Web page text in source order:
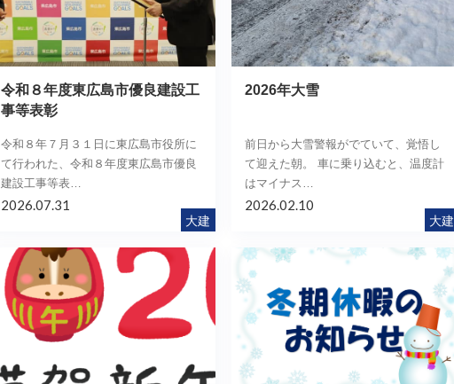
令和８年度東広島市優良建設工
事等表彰
令和８年７月３１日に東広島市役所に
て行われた、令和８年度東広島市優良
建設工事等表…
大建
2026.07.31
2026年大雪
前日から大雪警報がでていて、覚悟し
て迎えた朝。 車に乗り込むと、温度計
はマイナス…
大建
2026.02.10